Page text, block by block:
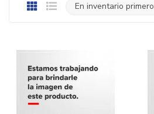
En inventario primero